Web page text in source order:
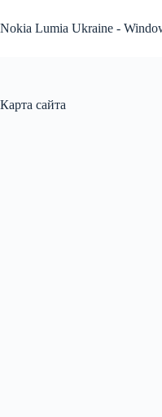
к
сути
Nokia Lumia Ukraine -
Карта сайта